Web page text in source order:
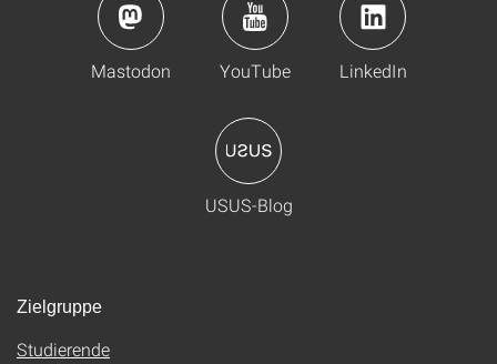
Mastodon YouTube LinkedIn
USUS-Blog
Zielgruppe
Studierende